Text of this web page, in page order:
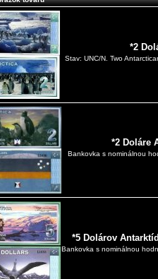
*2
Stav: UNC/N. Two
*2 Doláre
Bankovka s nominálnou
*5 Dolárov
Bankovka s nominálnou